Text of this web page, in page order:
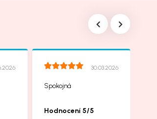
30.03.2026
Spokojná
Hodnocení 5/5